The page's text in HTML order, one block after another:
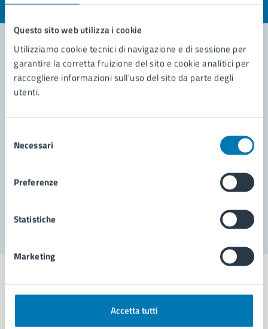
Questo sito web utilizza i cookie
Utilizziamo cookie tecnici di navigazione e di sessione per
garantire la corretta fruizione del sito e cookie analitici per
raccogliere informazioni sull'uso del sito da parte degli
utenti.
delNecessari
Preferenze
Statistiche
Marketing
Accetta tutti
Valuta 4 stelle su 5
Valuta 3 stelle su 5
Valuta 2 stelle su 5
Valuta 1 stelle su 5
Contatta il comune
Prenota appuntamento
Problemi in città
Comune di Napoli